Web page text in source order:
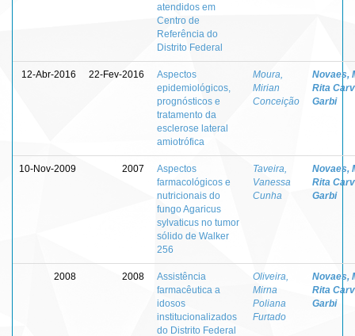
atendidos em
Centro de
Referência do
Distrito Federal
12-Abr-2016 22-Fev-2016
Aspectos
epidemiológicos,
prognósticos e
tratamento da
esclerose lateral
amiotrófica
Moura,
Mirian
Conceição
Novaes,
Rita
Garbi
10-Nov-2009 2007
Aspectos
farmacológicos e
nutricionais do
fungo Agaricus
sylvaticus no tumor
sólido de Walker
256
Taveira,
Vanessa
Cunha
Novaes,
Rita
Garbi
2008 2008
Assistência
farmacêutica a
idosos
institucionalizados
do Distrito Federal
Oliveira,
Mirna
Poliana
Furtado
Novaes,
Rita
Garbi